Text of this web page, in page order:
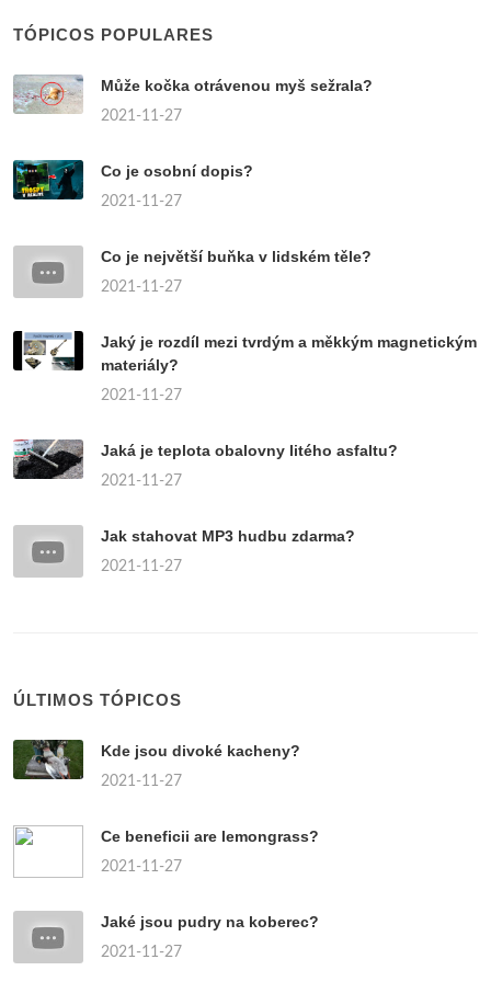
TÓPICOS POPULARES
Může kočka otrávenou myš sežrala?
2021-11-27
Co je osobní dopis?
2021-11-27
Co je největší buňka v lidském těle?
2021-11-27
Jaký je rozdíl mezi tvrdým a měkkým magnetickým
materiály?
2021-11-27
Jaká je teplota obalovny litého asfaltu?
2021-11-27
Jak stahovat MP3 hudbu zdarma?
2021-11-27
ÚLTIMOS TÓPICOS
Kde jsou divoké kacheny?
2021-11-27
Ce beneficii are lemongrass?
2021-11-27
Jaké jsou pudry na koberec?
2021-11-27